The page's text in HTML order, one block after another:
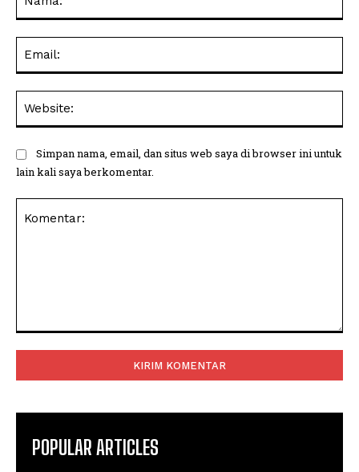
Simpan nama, email, dan situs web saya di browser ini untuk
lain kali saya berkomentar.
POPULAR ARTICLES